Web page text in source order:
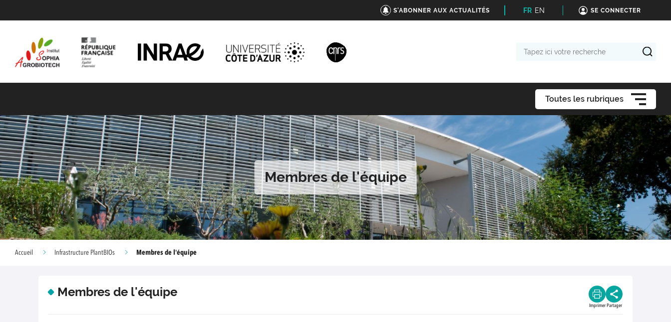
S'ABONNER AUX ACTUALITÉS FR EN SE CONNECTER
Toutes les rubriques
Membres de l'équipe
Accueil Infrastructure PlantBIOs Membres de l'équipe
Membres de l'équipe
Imprimer Partager